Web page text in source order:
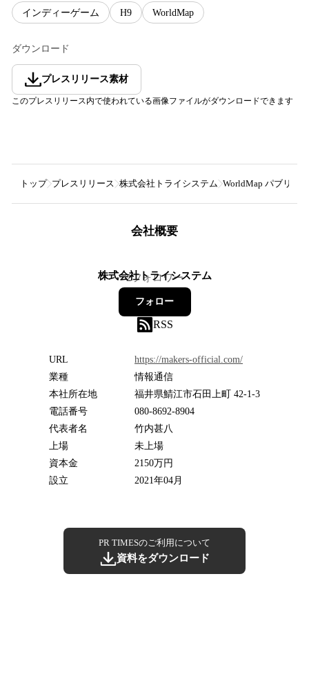
インディーゲーム H9 WorldMap
ダウンロード
プレスリリース素材
このプレスリリース内で使われている画像ファイルがダウンロードできます
トップ プレスリリース 株式会社トライシステム WorldMap パブリッ
会社概要
株式会社トライシステム
2フォロワー
フォロー
RSS
URL
https://makers-official.com/
業種
情報通信
本社所在地
福井県鯖江市石田上町 42-1-3
電話番号
080-8692-8904
代表者名
竹内甚八
上場
未上場
資本金
2150万円
設立
2021年04月
PR TIMESのご利用について
資料をダウンロード